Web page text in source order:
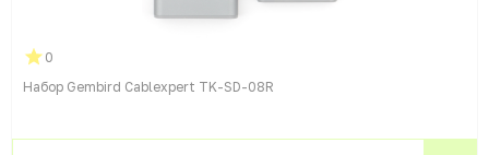
0
Набор Gembird Cablexpert TK-SD-08R